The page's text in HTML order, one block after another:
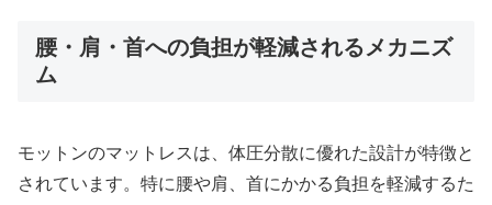
腰・肩・首への負担が軽減されるメカニズ
ム
モットンのマットレスは、体圧分散に優れた設計が特徴と
されています。特に腰や肩、首にかかる負担を軽減するた